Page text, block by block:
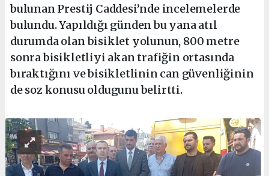
bulunan Prestij Caddesi’nde incelemelerde
bulundu. Yapıldığı günden bu yana atıl
durumda olan bisiklet yolunun, 800 metre
sonra bisikletliyi akan trafiğin ortasında
bıraktığını ve bisikletlinin can güvenliğinin
de soz konusu oldugunu belirtti.